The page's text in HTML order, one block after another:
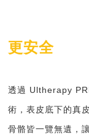
更安全
透過 Ultherapy
術，表皮底下的真
骨骼皆一覽無遺，